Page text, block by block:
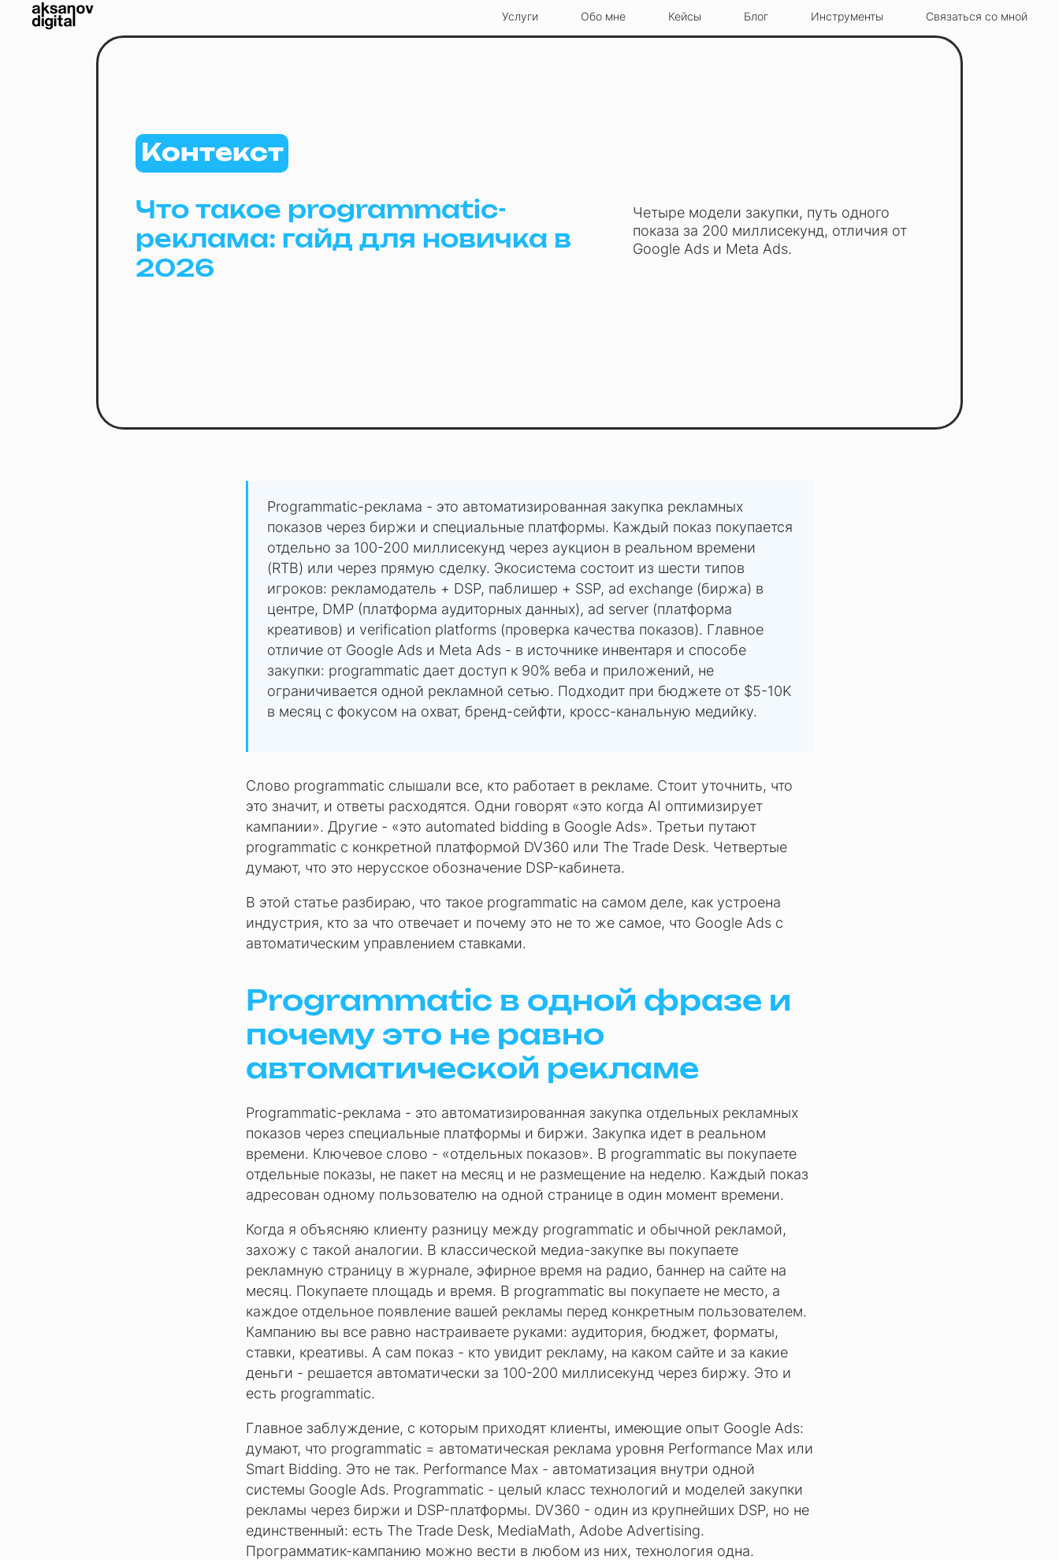
Услуги Обо мне Кейсы Блог Инструменты Связаться со мной
Что такое programmatic-
реклама: гайд для новичка в
2026
Четыре модели закупки, путь одного
показа за 200 миллисекунд, отличия от
Google Ads и Meta Ads.
Контекст
Programmatic-реклама - это автоматизированная закупка рекламных
показов через биржи и специальные платформы. Каждый показ покупается
отдельно за 100-200 миллисекунд через аукцион в реальном времени
(RTB) или через прямую сделку. Экосистема состоит из шести типов
игроков: рекламодатель + DSP, паблишер + SSP, ad exchange (биржа) в
центре, DMP (платформа аудиторных данных), ad server (платформа
креативов) и verification platforms (проверка качества показов). Главное
отличие от Google Ads и Meta Ads - в источнике инвентаря и способе
закупки: programmatic дает доступ к 90% веба и приложений, не
ограничивается одной рекламной сетью. Подходит при бюджете от $5-10K
в месяц с фокусом на охват, бренд-сейфти, кросс-канальную медийку.
Слово programmatic слышали все, кто работает в рекламе. Стоит уточнить, что
это значит, и ответы расходятся. Одни говорят «это когда AI оптимизирует
кампании». Другие - «это automated bidding в Google Ads». Третьи путают
programmatic с конкретной платформой DV360 или The Trade Desk. Четвертые
думают, что это нерусское обозначение DSP-кабинета.
В этой статье разбираю, что такое programmatic на самом деле, как устроена
индустрия, кто за что отвечает и почему это не то же самое, что Google Ads с
автоматическим управлением ставками.
Programmatic в одной фразе и
почему это не равно
автоматической рекламе
Programmatic-реклама - это автоматизированная закупка отдельных рекламных
показов через специальные платформы и биржи. Закупка идет в реальном
времени. Ключевое слово - «отдельных показов». В programmatic вы покупаете
отдельные показы, не пакет на месяц и не размещение на неделю. Каждый показ
адресован одному пользователю на одной странице в один момент времени.
Когда я объясняю клиенту разницу между programmatic и обычной рекламой,
захожу с такой аналогии. В классической медиа-закупке вы покупаете
рекламную страницу в журнале, эфирное время на радио, баннер на сайте на
месяц. Покупаете площадь и время. В programmatic вы покупаете не место, а
каждое отдельное появление вашей рекламы перед конкретным пользователем.
Кампанию вы все равно настраиваете руками: аудитория, бюджет, форматы,
ставки, креативы. А сам показ - кто увидит рекламу, на каком сайте и за какие
деньги - решается автоматически за 100-200 миллисекунд через биржу. Это и
есть programmatic.
Главное заблуждение, с которым приходят клиенты, имеющие опыт Google Ads:
думают, что programmatic = автоматическая реклама уровня Performance Max или
Smart Bidding. Это не так. Performance Max - автоматизация внутри одной
системы Google Ads. Programmatic - целый класс технологий и моделей закупки
рекламы через биржи и DSP-платформы. DV360 - один из крупнейших DSP, но не
единственный: есть The Trade Desk, MediaMath, Adobe Advertising.
Программатик-кампанию можно вести в любом из них, технология одна.